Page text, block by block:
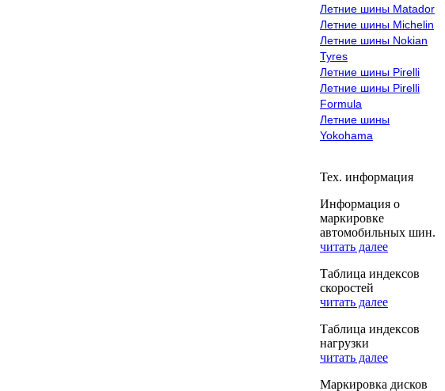
Летние шины Matador
Летние шины Michelin
Летние шины Nokian
Tyres
Летние шины Pirelli
Летние шины Pirelli
Formula
Летние шины
Yokohama
Тех. информация
Информация о
маркировке
автомобильных шин.
читать далее
Таблица индексов
скоростей
читать далее
Таблица индексов
нагрузки
читать далее
Маркировка дисков